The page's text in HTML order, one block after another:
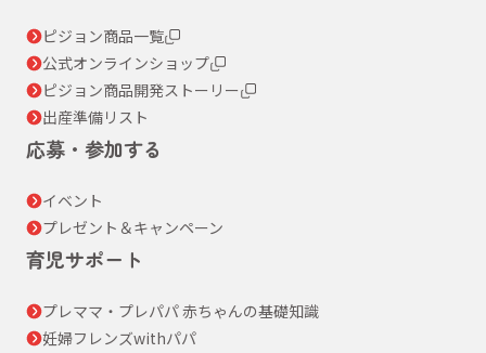
ピジョン商品一覧
公式オンラインショップ
ピジョン商品開発ストーリー
出産準備リスト
応募・参加する
イベント
プレゼント＆キャンペーン
育児サポート
プレママ・プレパパ 赤ちゃんの基礎知識
妊婦フレンズwithパパ